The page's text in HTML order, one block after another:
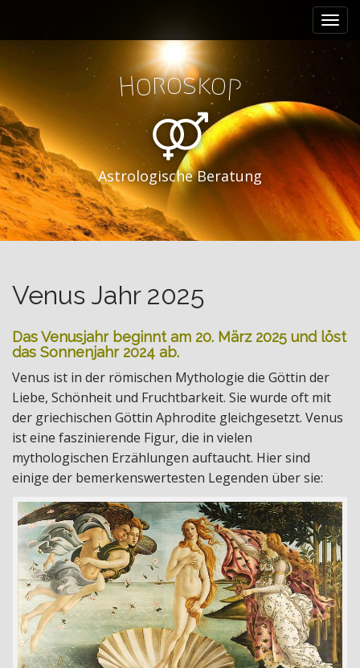
n
m
e
n
u
i
o
c
o
n
t
e
n
t
Horoskop
Astrologische Beratung
Venus Jahr 2025
Das Venusjahr beginnt am 20. März2025 und löst
das Sonnenjahr 2024 ab.
Venus ist in der römischen Mythologie die Göttin der
Liebe, Schönheit und Fruchtbarkeit. Sie wurde oft mit
der griechischen Göttin Aphrodite gleichgesetzt. Venus
ist eine faszinierende Figur, die in vielen
mythologischen Erzählungen auftaucht. Hier sind
einige der bemerkenswertesten Legenden über sie: